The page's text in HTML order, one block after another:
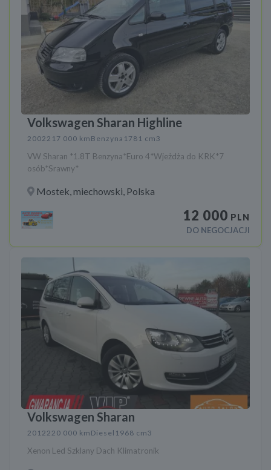
Volkswagen Sharan Highline
2002217 000 km Benzyna 1781 cm3
VW Sharan *1.8T Benzyna*Euro 4*Wjeżdża do KRK*7
osób*Srawny*
Mostek, miechowski, Polska
12 000 PLN
DO NEGOCJACJI
Volkswagen Sharan
2012220 000 km Diesel 1968 cm3
Xenon Led Szklany Dach Klimatronik